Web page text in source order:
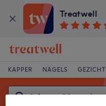
Treatwell
KAPPER NAGELS GEZICHT